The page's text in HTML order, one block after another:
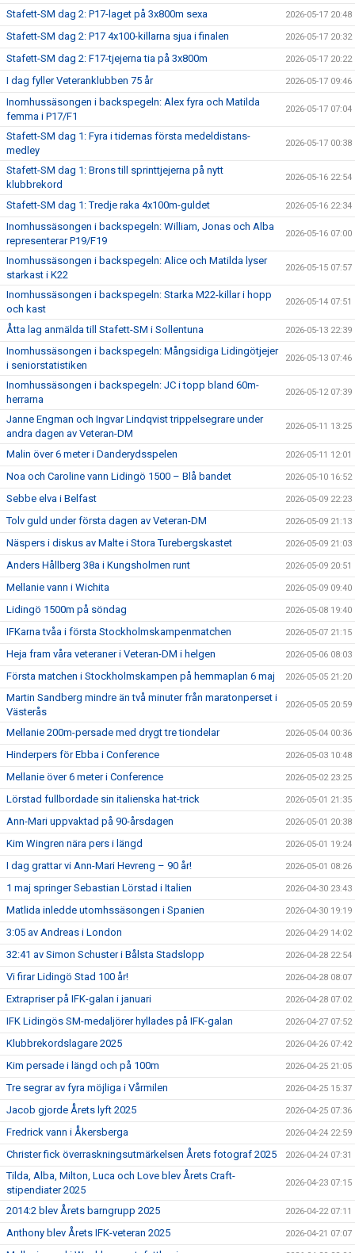
Stafett-SM dag 2: P17-laget på 3x800m sexa 2026-05-17 20:48
Stafett-SM dag 2: P17 4x100-killarna sjua i finalen 2026-05-17 20:32
Stafett-SM dag 2: F17-tjejerna tia på 3x800m 2026-05-17 20:22
I dag fyller Veteranklubben 75 år 2026-05-17 09:46
Inomhussäsongen i backspegeln: Alex fyra och Matilda
femma i P17/F1
2026-05-17 07:04
Stafett-SM dag 1: Fyra i tidernas första medeldistans-
medley
2026-05-17 00:38
Stafett-SM dag 1: Brons till sprinttjejerna på nytt
klubbrekord
2026-05-16 22:54
Stafett-SM dag 1: Tredje raka 4x100m-guldet 2026-05-16 22:34
Inomhussäsongen i backspegeln: William, Jonas och Alba
representerar P19/F19
2026-05-16 07:00
Inomhussäsongen i backspegeln: Alice och Matilda lyser
starkast i K22
2026-05-15 07:57
Inomhussäsongen i backspegeln: Starka M22-killar i hopp
och kast
2026-05-14 07:51
Åtta lag anmälda till Stafett-SM i Sollentuna 2026-05-13 22:39
Inomhussäsongen i backspegeln: Mångsidiga Lidingötjejer
i seniorstatistiken
2026-05-13 07:46
Inomhussäsongen i backspegeln: JC i topp bland 60m-
herrarna
2026-05-12 07:39
Janne Engman och Ingvar Lindqvist trippelsegrare under
andra dagen av Veteran-DM
2026-05-11 13:25
Malin över 6 meter i Danderydsspelen 2026-05-11 12:01
Noa och Caroline vann Lidingö 1500 – Blå bandet 2026-05-10 16:52
Sebbe elva i Belfast 2026-05-09 22:23
Tolv guld under första dagen av Veteran-DM 2026-05-09 21:13
Näspers i diskus av Malte i Stora Turebergskastet 2026-05-09 21:03
Anders Hållberg 38a i Kungsholmen runt 2026-05-09 20:51
Mellanie vann i Wichita 2026-05-09 09:40
Lidingö 1500m på söndag 2026-05-08 19:40
IFKarna tvåa i första Stockholmskampenmatchen 2026-05-07 21:15
Heja fram våra veteraner i Veteran-DM i helgen 2026-05-06 08:03
Första matchen i Stockholmskampen på hemmaplan 6 maj 2026-05-05 21:20
Martin Sandberg mindre än två minuter från maratonperset i
Västerås
2026-05-05 20:59
Mellanie 200m-persade med drygt tre tiondelar 2026-05-04 00:36
Hinderpers för Ebba i Conference 2026-05-03 10:48
Mellanie över 6 meter i Conference 2026-05-02 23:25
Lörstad fullbordade sin italienska hat-trick 2026-05-01 21:35
Ann-Mari uppvaktad på 90-årsdagen 2026-05-01 20:38
Kim Wingren nära pers i längd 2026-05-01 19:24
I dag grattar vi Ann-Mari Hevreng – 90 år! 2026-05-01 08:26
1 maj springer Sebastian Lörstad i Italien 2026-04-30 23:43
Matlida inledde utomhssäsongen i Spanien 2026-04-30 19:19
3:05 av Andreas i London 2026-04-29 14:02
32:41 av Simon Schuster i Bålsta Stadslopp 2026-04-28 22:54
Vi firar Lidingö Stad 100 år! 2026-04-28 08:07
Extrapriser på IFK-galan i januari 2026-04-28 07:02
IFK Lidingös SM-medaljörer hyllades på IFK-galan 2026-04-27 07:52
Klubbrekordslagare 2025 2026-04-26 07:42
Kim persade i längd och på 100m 2026-04-25 21:05
Tre segrar av fyra möjliga i Vårmilen 2026-04-25 15:37
Jacob gjorde Årets lyft 2025 2026-04-25 07:36
Fredrick vann i Åkersberga 2026-04-24 22:59
Christer fick överraskningsutmärkelsen Årets fotograf 2025 2026-04-24 07:31
Tilda, Alba, Milton, Luca och Love blev Årets Craft-
stipendiater 2025
2026-04-23 07:15
2014:2 blev Årets barngrupp 2025 2026-04-22 07:11
Anthony blev Årets IFK-veteran 2025 2026-04-21 07:07